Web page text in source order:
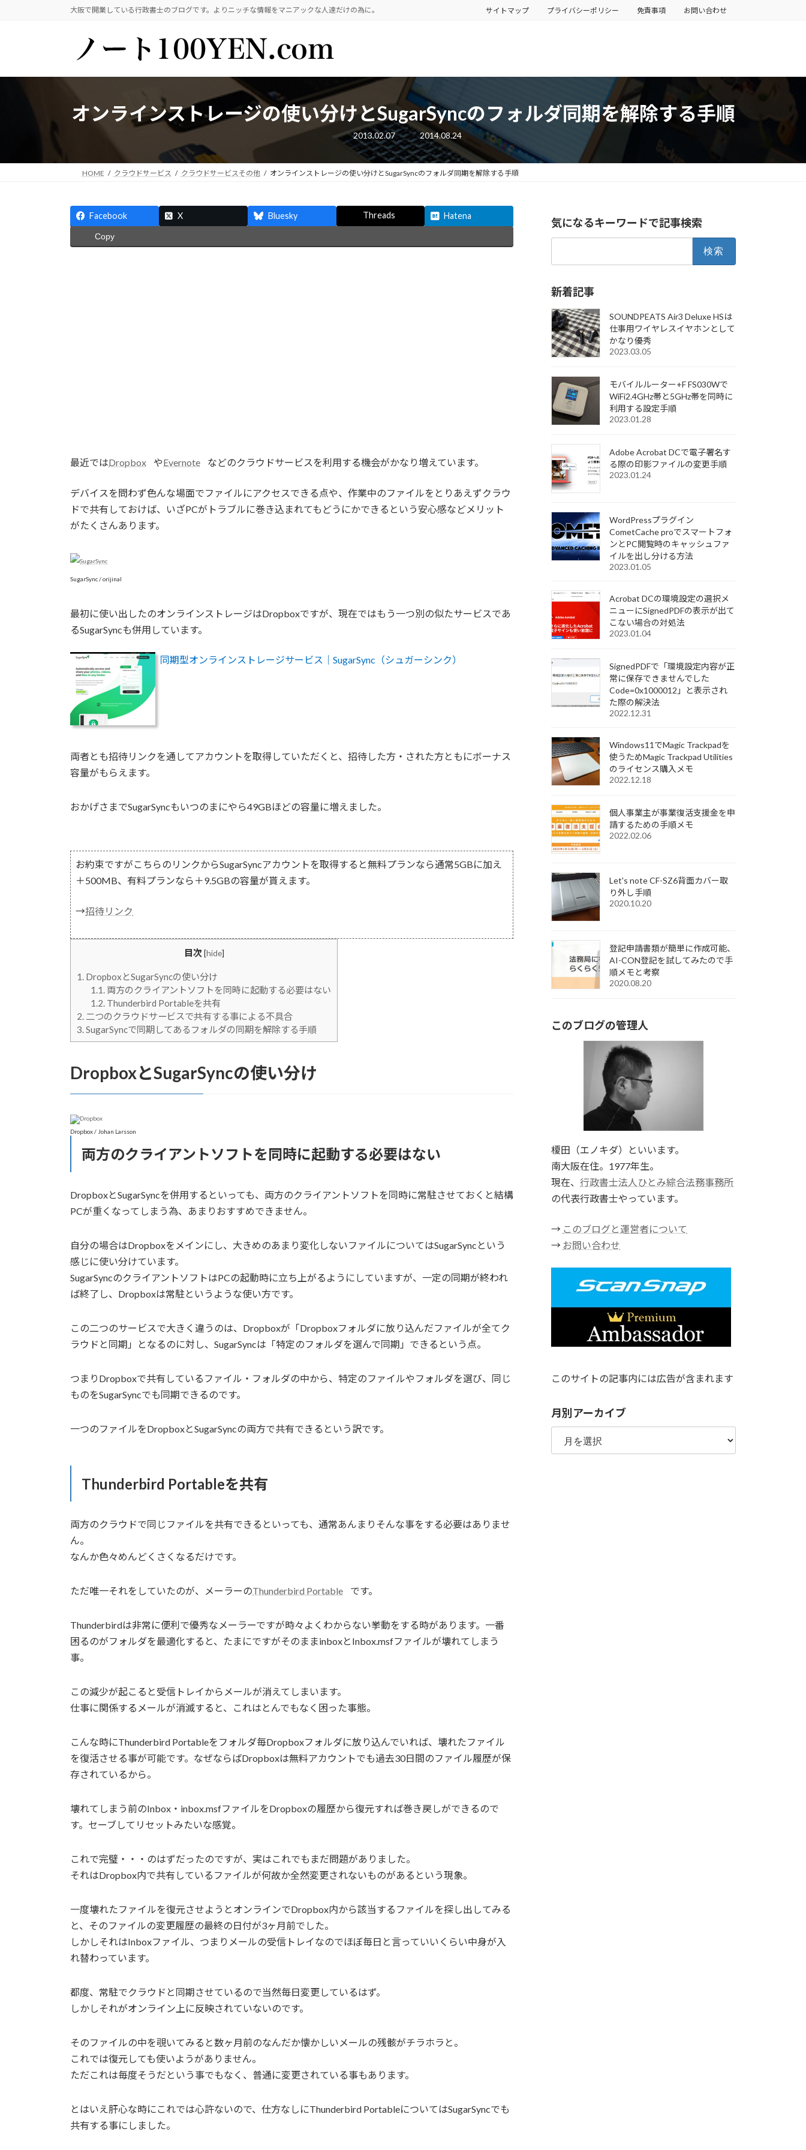
へ
ョ
大阪で開業している行政書士のブログです。よりニッチな情報をマニアックな人達だけの為に。 サイトマップ プライバシーポリシー 免責事項 お問い合わせ
オンラインストレージの使い分けとSugarSyncのフォルダ同期を解除する手順
2013.02.07
最
終
更
新
日
時
2014.08.24
HOME クラウドサービス クラウドサービスその他 オンラインストレージの使い分けとSugarSyncのフォルダ同期を解除する手順
Facebook X Bluesky Threads Hatena
Copy
最近ではDropbox やEvernote などのクラウドサービスを利用する機会がかなり増えています。
デバイスを問わず色んな場面でファイルにアクセスできる点や、作業中のファイルをとりあえずクラウ
ドで共有しておけば、いざPCがトラブルに巻き込まれてもどうにかできるという安心感などメリット
がたくさんあります。
SugarSync / orijinal
最初に使い出したのオンラインストレージはDropboxですが、現在ではもう一つ別の似たサービスであ
るSugarSyncも併用しています。
同期型オンラインストレージサービス｜SugarSync（シュガーシンク）
両者とも招待リンクを通してアカウントを取得していただくと、招待した方・された方ともにボーナス
容量がもらえます。
おかげさまでSugarSyncもいつのまにやら49GBほどの容量に増えました。
お約束ですがこちらのリンクからSugarSyncアカウントを取得すると無料プランなら通常5GBに加え
＋500MB、有料プランなら＋9.5GBの容量が貰えます。
→招待リンク
目次 [hide]
1. DropboxとSugarSyncの使い分け
1.1.両方のクライアントソフトを同時に起動する必要はない
1.2.Thunderbird Portableを共有
2. 二つのクラウドサービスで共有する事による不具合
3.SugarSyncで同期してあるフォルダの同期を解除する手順
DropboxとSugarSyncの使い分け
Dropbox / Johan Larsson
両方のクライアントソフトを同時に起動する必要はない
DropboxとSugarSyncを併用するといっても、両方のクライアントソフトを同時に常駐させておくと結構
PCが重くなってしまう為、あまりおすすめできません。
自分の場合はDropboxをメインにし、大きめのあまり変化しないファイルについてはSugarSyncという
感じに使い分けています。
SugarSyncのクライアントソフトはPCの起動時に立ち上がるようにしていますが、一定の同期が終われ
ば終了し、Dropboxは常駐というような使い方です。
この二つのサービスで大きく違うのは、Dropboxが「Dropboxフォルダに放り込んだファイルが全てク
ラウドと同期」となるのに対し、SugarSyncは「特定のフォルダを選んで同期」できるという点。
つまりDropboxで共有しているファイル・フォルダの中から、特定のファイルやフォルダを選び、同じ
ものをSugarSyncでも同期できるのです。
一つのファイルをDropboxとSugarSyncの両方で共有できるという訳です。
Thunderbird Portableを共有
両方のクラウドで同じファイルを共有できるといっても、通常あんまりそんな事をする必要はありませ
ん。
なんか色々めんどくさくなるだけです。
ただ唯一それをしていたのが、メーラーのThunderbird Portable です。
Thunderbirdは非常に便利で優秀なメーラーですが時々よくわからない挙動をする時があります。一番
困るのがフォルダを最適化すると、たまにですがそのままinboxとInbox.msfファイルが壊れてしまう
事。
この減少が起こると受信トレイからメールが消えてしまいます。
仕事に関係するメールが消滅すると、これはとんでもなく困った事態。
こんな時にThunderbird Portableをフォルダ毎Dropboxフォルダに放り込んでいれば、壊れたファイル
を復活させる事が可能です。なぜならばDropboxは無料アカウントでも過去30日間のファイル履歴が保
存されているから。
壊れてしまう前のInbox・inbox.msfファイルをDropboxの履歴から復元すれば巻き戻しができるので
す。セーブしてリセットみたいな感覚。
これで完璧・・・のはずだったのですが、実はこれでもまだ問題がありました。
それはDropbox内で共有しているファイルが何故か全然変更されないものがあるという現象。
一度壊れたファイルを復元させようとオンラインでDropbox内から該当するファイルを探し出してみる
と、そのファイルの変更履歴の最終の日付が3ヶ月前でした。
しかしそれはInboxファイル、つまりメールの受信トレイなのでほぼ毎日と言っていいくらい中身が入
れ替わっています。
都度、常駐でクラウドと同期させているので当然毎日変更しているはず。
しかしそれがオンライン上に反映されていないのです。
そのファイルの中を覗いてみると数ヶ月前のなんだか懐かしいメールの残骸がチラホラと。
これでは復元しても使いようがありません。
ただこれは毎度そうだという事でもなく、普通に変更されている事もあります。
とはいえ肝心な時にこれでは心許ないので、仕方なしにThunderbird PortableについてはSugarSyncでも
共有する事にしました。
気になるキーワードで記事検索
新着記事
SOUNDPEATS Air3 Deluxe HSは
仕事用ワイヤレスイヤホンとして
かなり優秀
2023.03.05
モバイルルーター+F FS030Wで
WiFi2.4GHz帯と5GHz帯を同時に
利用する設定手順
2023.01.28
Adobe Acrobat DCで電子署名す
る際の印影ファイルの変更手順
2023.01.24
WordPressプラグイン
CometCache proでスマートフォ
ンとPC閲覧時のキャッシュファ
イルを出し分ける方法
2023.01.05
Acrobat DCの環境設定の選択メ
ニューにSignedPDFの表示が出て
こない場合の対処法
2023.01.04
SignedPDFで「環境設定内容が正
常に保存できませんでした
Code=0x1000012」と表示され
た際の解決法
2022.12.31
Windows11でMagic Trackpadを
使うためMagic Trackpad Utilities
のライセンス購入メモ
2022.12.18
個人事業主が事業復活支援金を申
請するための手順メモ
2022.02.06
Let's note CF-SZ6背面カバー取
り外し手順
2020.10.20
登記申請書類が簡単に作成可能、
AI-CON登記を試してみたので手
順メモと考察
2020.08.20
このブログの管理人
榎田（エノキダ）といいます。
南大阪在住。1977年生。
現在、行政書士法人ひとみ綜合法務事務所
の代表行政書士やっています。
→ このブログと運営者について
→ お問い合わせ
このサイトの記事内には広告が含まれます
月別アーカイブ
月
ア